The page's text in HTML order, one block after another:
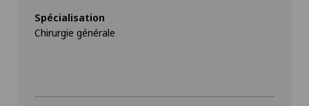
Spécialisation
Chirurgie générale